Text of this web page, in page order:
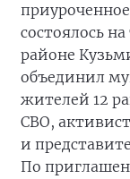
состоялось
районе
объединил
жителей 12
СВО,
и
По